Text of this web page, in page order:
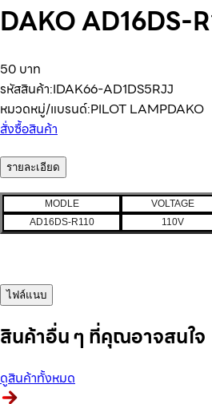
DAKO AD16DS-
50 บาท
รหัสสินค้า:IDAK66-AD1DS5RJJ
หมวดหมู่/แบรนด์:PILOT LAMPDAKO
สั่งซื้อสินค้า
รายละเอียด
MODLE
VOLTAGE
AD16DS-R110
110V
ไฟล์แนบ
สินค้าอื่น ๆ ที่คุณอาจสนใจ
ดูสินค้าทั้งหมด